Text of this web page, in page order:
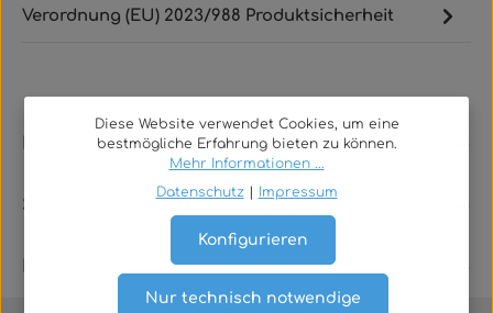
Verordnung (EU) 2023/988 Produktsicherheit
Rechtliches
Service
Diese Website verwendet Cookies, um eine
bestmögliche Erfahrung bieten zu können.
Mehr Informationen ...
Datenschutz
Impressum
Nur technisch notwendige
Konfigurieren